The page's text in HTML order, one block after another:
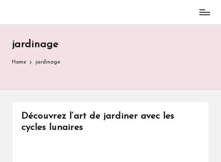
contentjardinage
Home jardinage
Découvrez l’art de jardiner avec les
cycles lunaires